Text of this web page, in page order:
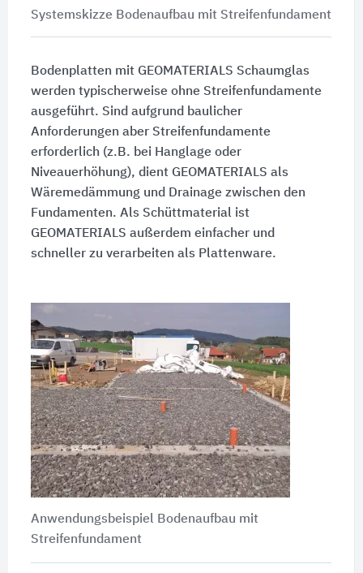
Systemskizze Bodenaufbau mit Streifenfundament
Bodenplatten mit GEOMATERIALS Schaumglas
werden typischerweise ohne Streifenfundamente
ausgeführt. Sind aufgrund baulicher
Anforderungen aber Streifenfundamente
erforderlich (z.B. bei Hanglage oder
Niveauerhöhung), dient GEOMATERIALS als
Wäremedämmung und Drainage zwischen den
Fundamenten. Als Schüttmaterial ist
GEOMATERIALS außerdem einfacher und
schneller zu verarbeiten als Plattenware.
Anwendungsbeispiel Bodenaufbau mit
Streifenfundament